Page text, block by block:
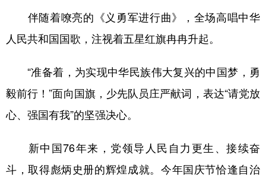
伴随着嘹亮的《义勇军进行曲》，全场高唱中华
人民共和国国歌，注视着五星红旗冉冉升起。
“准备着，为实现中华民族伟大复兴的中国梦，勇
毅前行！”面向国旗，少先队员庄严献词，表达“请党放
心、强国有我”的坚强决心。
新中国76年来，党领导人民自力更生、接续奋
斗，取得彪炳史册的辉煌成就。今年国庆节恰逢自治